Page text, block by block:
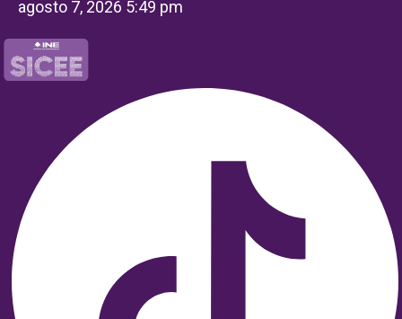
agosto 7, 2026 5:49 pm